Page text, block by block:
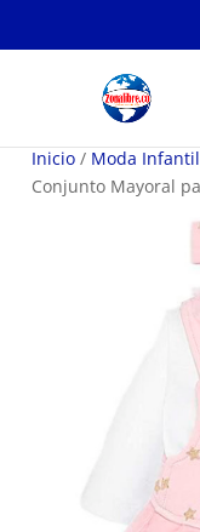
Inicio / Moda Infantil
Conjunto Mayoral